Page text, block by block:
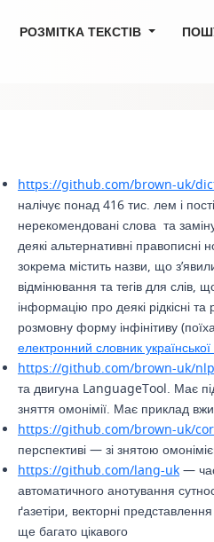
РОЗМІТКА ТЕКСТІВ
https://github.com/brown-uk/
налічує понад 416 тис. лем і
нерекомендовані слова та
деякі альтернативні
зокрема містить назви, що
відмінювання та тегів для слів,
інформацію про деякі рідкісні
розмовну форму інфінітиву
електронний словник
https://github.com/brown-uk/
та двигуна LanguageTool. Має
зняття омонімії. Має приклад
https://github.com/brown-uk/
перспективі — зі знятою
https://github.com/lang-uk —
автоматичного анотування
ґазетіри, векторні
ще багато цікавого